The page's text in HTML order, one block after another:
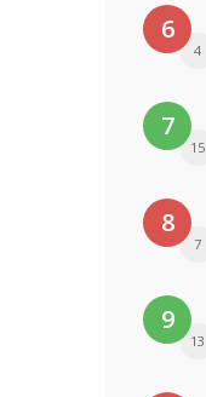
6
4
7
15
8
7
9
13